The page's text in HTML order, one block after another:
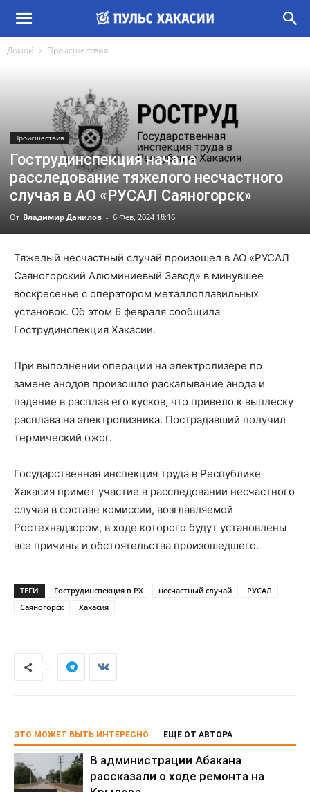
Домой Происшествия
Происшествия
Гострудинспекция начала
расследование тяжелого несчастного
случая в АО «РУСАЛ Саяногорск»
От Владимир Данилов - 6 Фев, 2024 18:16
Тяжелый несчастный случай произошел в АО «РУСАЛ
Саяногорский Алюминиевый Завод» в минувшее
воскресенье с оператором металлоплавильных
установок. Об этом 6 февраля сообщила
Гострудинспекция Хакасии.
При выполнении операции на электролизере по
замене анодов произошло раскалывание анода и
падение в расплав его кусков, что привело к выплеску
расплава на электролизника. Пострадавший получил
термический ожог.
Государственная инспекция труда в Республике
Хакасия примет участие в расследовании несчастного
случая в составе комиссии, возглавляемой
Ростехнадзором, в ходе которого будут установлены
все причины и обстоятельства произошедшего.
ТЕГИ Гострудинспекция в РХ несчастный случай
РУСАЛ
Саяногорск
Хакасия
ЭТО МОЖЕТ БЫТЬ ИНТЕРЕСНО ЕЩЕ ОТ АВТОРА
В администрации Абакана
рассказали о ходе ремонта на